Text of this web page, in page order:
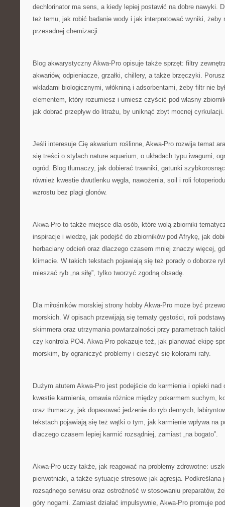
dechlorinator ma sens, a kiedy lepiej postawić na dobre nawyki.
też temu, jak robić badanie wody i jak interpretować wyniki, żeby
przesadnej chemizacji.
Blog akwarystyczny Akwa-Pro opisuje także sprzęt: filtry
akwariów, odpieniacze, grzałki, chillery, a także brzęczyki.
wkładami biologicznymi, włókniną i adsorbentami, żeby filtr nie
elementem, który rozumiesz i umiesz czyścić pod własny
jak dobrać przepływ do litrażu, by uniknąć zbyt mocnej cyrkulacji.
Jeśli interesuje Cię akwarium roślinne, Akwa-Pro rozwija temat
się treści o stylach nature aquarium, o układach typu iwagumi,
ogród. Blog tłumaczy, jak dobierać trawniki, gatunki
również kwestie dwutlenku węgla, nawożenia, soil i roli
wzrostu bez plagi glonów.
Akwa-Pro to także miejsce dla osób, które wolą zbiorniki
inspiracje i wiedzę, jak podejść do zbiorników pod Afrykę, jak
herbaciany odcień oraz dlaczego czasem mniej znaczy więcej,
klimacie. W takich tekstach pojawiają się też porady o doborze
mieszać ryb „na siłę”, tylko tworzyć zgodną obsadę.
Dla miłośników morskiej strony hobby Akwa-Pro może być
morskich. W opisach przewijają się tematy gęstości, roli
skimmera oraz utrzymania powtarzalności przy parametrach
czy kontrola PO4. Akwa-Pro pokazuje też, jak planować ekipę
morskim, by ograniczyć problemy i cieszyć się kolorami rafy.
Dużym atutem Akwa-Pro jest podejście do karmienia i opieki nad
kwestie karmienia, omawia różnice między pokarmem suchym,
oraz tłumaczy, jak dopasować jedzenie do ryb dennych,
tekstach pojawiają się też wątki o tym, jak karmienie wpływa na
dlaczego czasem lepiej karmić rozsądniej, zamiast „na bogato”.
Akwa-Pro uczy także, jak reagować na problemy zdrowotne:
pierwotniaki, a także sytuacje stresowe jak agresja. Podkreślana
rozsądnego serwisu oraz ostrożność w stosowaniu preparatów,
góry nogami. Zamiast działać impulsywnie, Akwa-Pro promuje